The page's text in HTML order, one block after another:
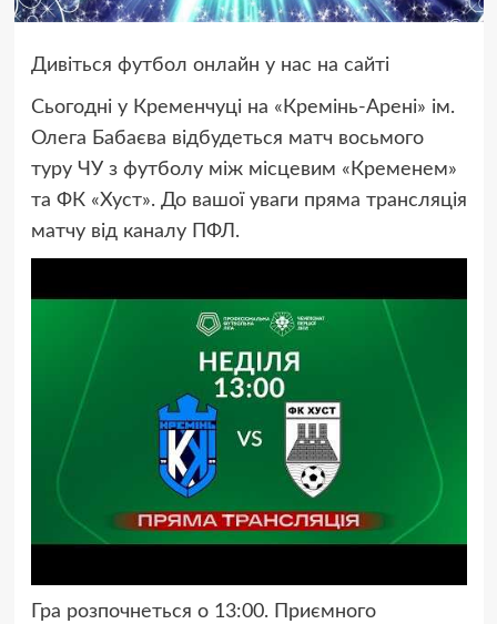
Дивіться футбол онлайн у нас на сайті
Сьогодні у Кременчуці на «Кремінь-Арені» ім.
Олега Бабаєва відбудеться матч восьмого
туру ЧУ з футболу між місцевим «Кременем»
та ФК «Хуст». До вашої уваги пряма трансляція
матчу від каналу ПФЛ.
Гра розпочнеться о 13:00. Приємного